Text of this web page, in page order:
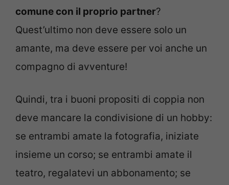
comune con il proprio partner?
Quest’ultimo non deve essere solo un
amante, ma deve essere per voi anche un
compagno di avventure!
Quindi, tra i buoni propositi di coppia non
deve mancare la condivisione di un hobby:
se entrambi amate la fotografia, iniziate
insieme un corso; se entrambi amate il
teatro, regalatevi un abbonamento; se